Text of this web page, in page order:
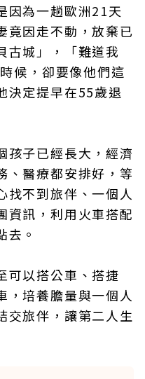
因為一趟歐洲21天
竟因走不動，放棄已
古城」，「難道我
候，卻要像他們這
決定提早在55歲退
孩子已經長大，經濟
、醫療都安排好，等
找不到旅伴、一個人
資訊，利用火車搭配
去。
可以搭公車、搭捷
，培養膽量與一個人
交旅伴，讓第二人生